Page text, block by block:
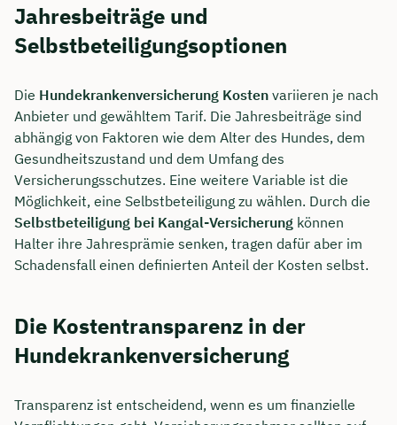
Jahresbeiträge und
Selbstbeteiligungsoptionen
Die Hundekrankenversicherung Kosten variieren je nach
Anbieter und gewähltem Tarif. Die Jahresbeiträge sind
abhängig von Faktoren wie dem Alter des Hundes, dem
Gesundheitszustand und dem Umfang des
Versicherungsschutzes. Eine weitere Variable ist die
Möglichkeit, eine Selbstbeteiligung zu wählen. Durch die
Selbstbeteiligung bei Kangal-Versicherung können
Halter ihre Jahresprämie senken, tragen dafür aber im
Schadensfall einen definierten Anteil der Kosten selbst.
Die Kostentransparenz in der
Hundekrankenversicherung
Transparenz ist entscheidend, wenn es um finanzielle